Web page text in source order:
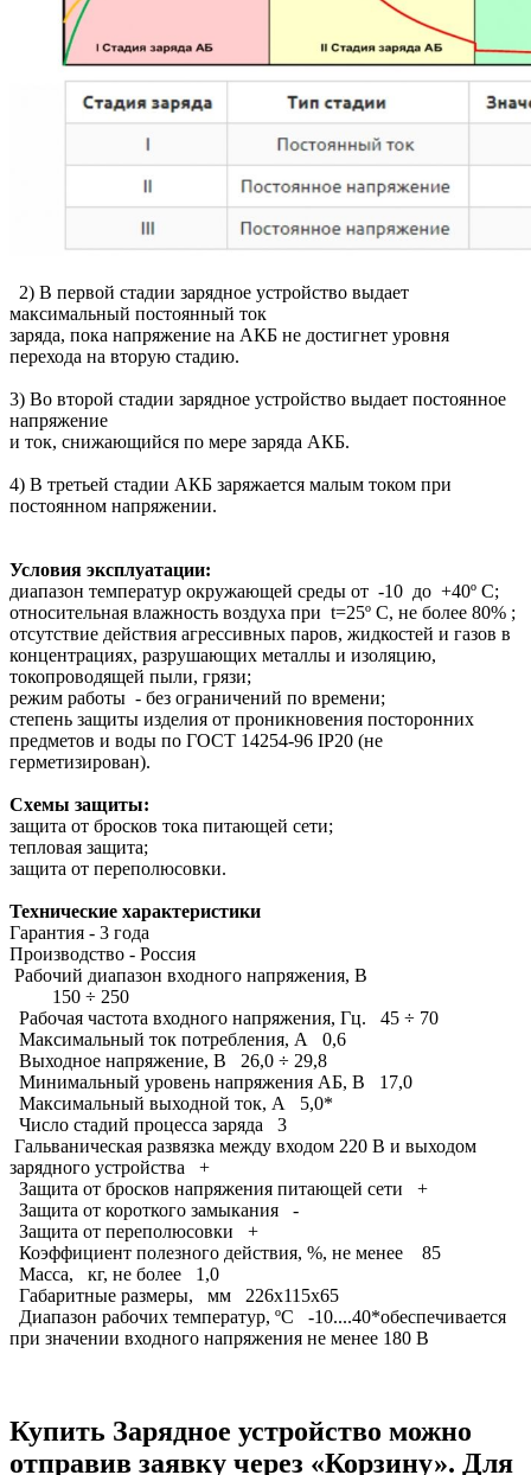
2) В первой стадии зарядное устройство выдает
максимальный постоянный ток
заряда, пока напряжение на АКБ не достигнет уровня
перехода на вторую стадию.
3) Во второй стадии зарядное устройство выдает постоянное
напряжение
и ток, снижающийся по мере заряда АКБ.
4) В третьей стадии АКБ заряжается малым током при
постоянном напряжении.
Условия эксплуатации:
диапазон температур окружающей среды от -10 до +40º С;
относительная влажность воздуха при t=25º С, не более 80% ;
отсутствие действия агрессивных паров, жидкостей и газов в
концентрациях, разрушающих металлы и изоляцию,
токопроводящей пыли, грязи;
режим работы - без ограничений по времени;
степень защиты изделия от проникновения посторонних
предметов и воды по ГОСТ 14254-96 IP20 (не
герметизирован).
Схемы защиты:
защита от бросков тока питающей сети;
тепловая защита;
защита от переполюсовки.
Технические характеристики
Гарантия - 3 года
Производство - Россия
Рабочий диапазон входного напряжения, В
150 ÷ 250
Рабочая частота входного напряжения, Гц. 45 ÷ 70
Максимальный ток потребления, А 0,6
Выходное напряжение, В 26,0 ÷ 29,8
Минимальный уровень напряжения АБ, В 17,0
Максимальный выходной ток, А 5,0*
Число стадий процесса заряда 3
Гальваническая развязка между входом 220 В и выходом
зарядного устройства +
Защита от бросков напряжения питающей сети +
Защита от короткого замыкания -
Защита от переполюсовки +
Коэффициент полезного действия, %, не менее 85
Масса, кг, не более 1,0
Габаритные размеры, мм 226х115х65
Диапазон рабочих температур, ºС -10....40*обеспечивается
при значении входного напряжения не менее 180 В
Купить Зарядное устройство можно
отправив заявку через «Корзину». Для